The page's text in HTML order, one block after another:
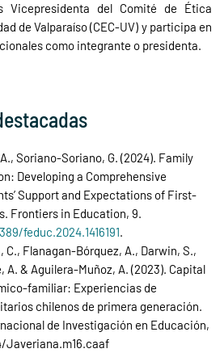
Vicepresidenta del Comité de Ética
de Valparaíso (CEC-UV) y participa en
como integrante o presidenta.
Soriano-Soriano, G. (2024). Family
Developing a Comprehensive
Support and Expectations of First-
Frontiers in Education, 9.
feduc.2024.1416191.
C., Flanagan-Bórquez, A., Darwin, S.,
A. & Aguilera-Muñoz, A. (2023). Capital
familiar: Experiencias de
chilenos de primera generación.
de Investigación en Educación,
Javeriana.m16.caaf